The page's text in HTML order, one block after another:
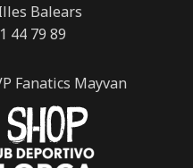
Balears
44 79 89
Fanatics Mayvan